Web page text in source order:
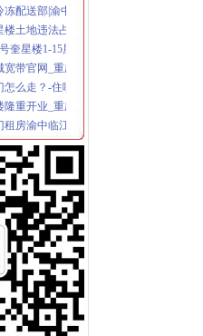
土地违法占用建楼事宜_重庆市公开信箱
奎星楼1-15层2年前曾在上海进行司法拍
带官网_重庆长城宽带办理_新
么走？-住哪网
重开业_重庆吧_百度贴吧
房渝中临江门租房】第一时间房源网重
-重庆二手房-重庆搜狐焦点业主论坛
临江门岗亭。
宝商行_【信用信息_诉讼信息_财务信息_
-重庆搜狐焦点
看讲,随时看房,重庆渝中解放碑怡景大厦二
场A座五楼2017招聘信息_电话_地址-中
那个中院具体叫什么名字？_百度知道
号-城市吧街景地图
区临江门重百小吃店铺-临江门重百小吃
临江路临江门车站怡景大厦重庆丽人-大